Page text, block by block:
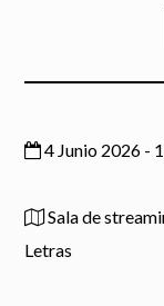
4 Junio 2026 -
Sala de
Letras